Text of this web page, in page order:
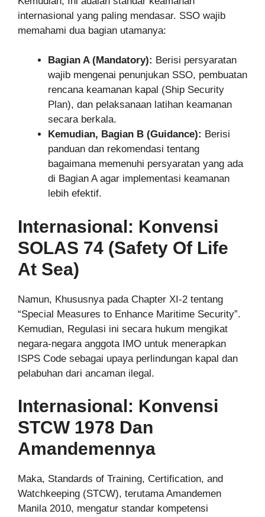
internasional yang paling mendasar. SSO wajib
memahami dua bagian utamanya:
Bagian A (Mandatory): Berisi persyaratan
wajib mengenai penunjukan SSO, pembuatan
rencana keamanan kapal (Ship Security
Plan), dan pelaksanaan latihan keamanan
secara berkala.
Kemudian, Bagian B (Guidance): Berisi
panduan dan rekomendasi tentang
bagaimana memenuhi persyaratan yang ada
di Bagian A agar implementasi keamanan
lebih efektif.
Internasional: Konvensi
SOLAS 74 (Safety Of Life
At Sea)
Namun, Khususnya pada Chapter XI-2 tentang
“Special Measures to Enhance Maritime Security”.
Kemudian, Regulasi ini secara hukum mengikat
negara-negara anggota IMO untuk menerapkan
ISPS Code sebagai upaya perlindungan kapal dan
pelabuhan dari ancaman ilegal.
Internasional: Konvensi
STCW 1978 Dan
Amandemennya
Maka, Standards of Training, Certification, and
Watchkeeping (STCW), terutama Amandemen
Manila 2010, mengatur standar kompetensi